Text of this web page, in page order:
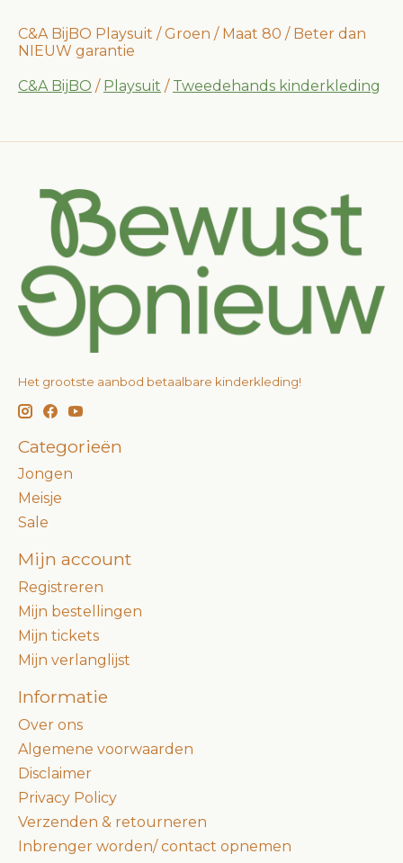
C&A BijBO Playsuit / Groen / Maat 80 / Beter dan
NIEUW garantie
C&A BijBO / Playsuit / Tweedehands kinderkleding
Het grootste aanbod betaalbare kinderkleding!
Categorieën
Jongen
Meisje
Sale
Mijn account
Registreren
Mijn bestellingen
Mijn tickets
Mijn verlanglijst
Informatie
Over ons
Algemene voorwaarden
Disclaimer
Privacy Policy
Verzenden & retourneren
Inbrenger worden/ contact opnemen